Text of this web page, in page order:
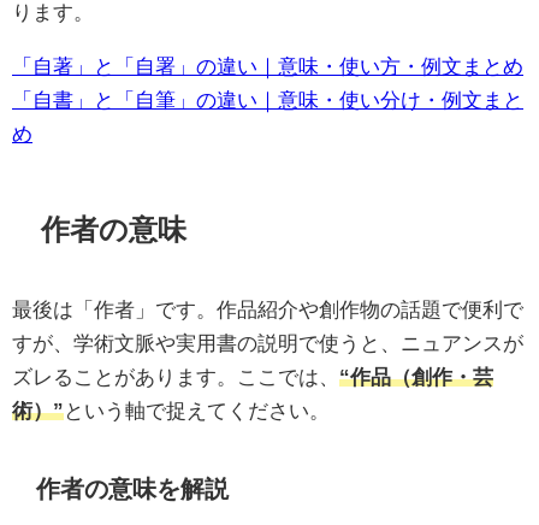
ります。
「自著」と「自署」の違い｜意味・使い方・例文まとめ
「自書」と「自筆」の違い｜意味・使い分け・例文まと
め
作者の意味
最後は「作者」です。作品紹介や創作物の話題で便利で
すが、学術文脈や実用書の説明で使うと、ニュアンスが
ズレることがあります。ここでは、 “作品（創作・芸
術）”という軸で捉えてください。
作者の意味を解説